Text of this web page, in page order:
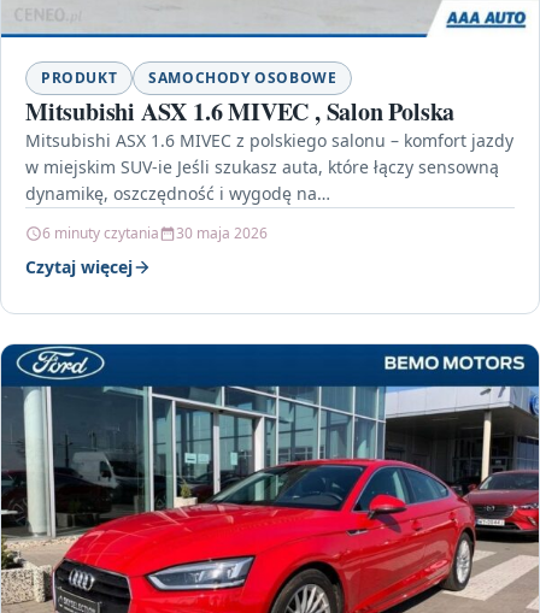
PRODUKT SAMOCHODY OSOBOWE
Mitsubishi ASX 1.6 MIVEC , Salon Polska
Mitsubishi ASX 1.6 MIVEC z polskiego salonu – komfort jazdy
w miejskim SUV-ie Jeśli szukasz auta, które łączy sensowną
dynamikę, oszczędność i wygodę na…
6 minuty czytania 30 maja 2026
Czytaj więcej